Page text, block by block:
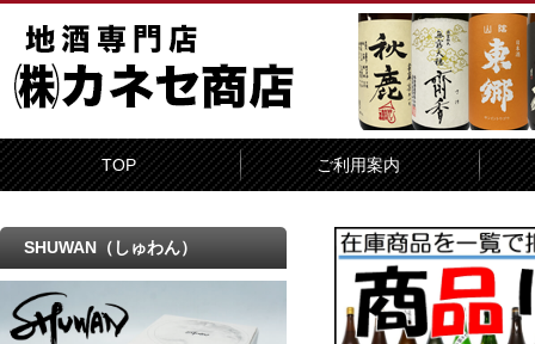
TOP ご利用案内
SHUWAN（しゅわん）